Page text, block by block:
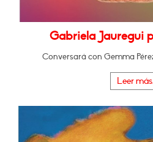
Gabriela Jauregui
Conversará con Gemma
Leer